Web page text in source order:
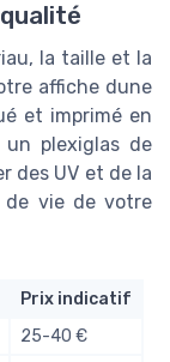
la taille et la
affiche dune
et imprimé en
plexiglas de
des UV et de la
de vie de votre
Prix indicatif
25-40 €